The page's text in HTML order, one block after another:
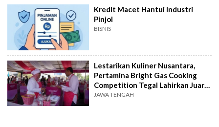
Kredit Macet Hantui Industri
Pinjol
BISNIS
Lestarikan Kuliner Nusantara,
Pertamina Bright Gas Cooking
Competition Tegal Lahirkan Juara
Baru
JAWA TENGAH